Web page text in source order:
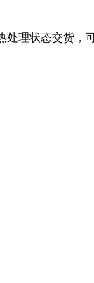
理状态交货，